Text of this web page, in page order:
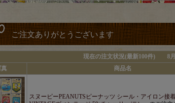
ご注文ありがとうございます